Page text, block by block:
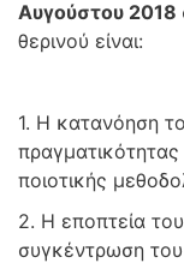
Αυγούστου
θερινού είναι:
1. Η κατανόηση
ποιοτικής
2. Η εποπτεία
συγκέντρωση του